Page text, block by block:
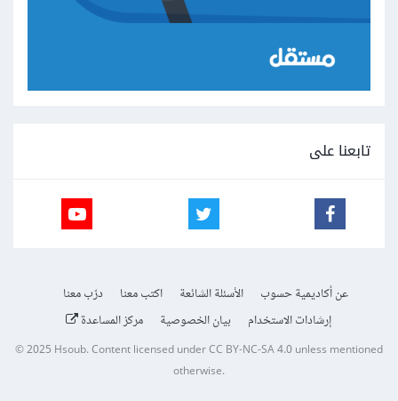
تابعنا على
عن أكاديمية حسوب الأسئلة الشائعة اكتب معنا
درّب معنا
إرشادات الاستخدام
بيان الخصوصية مركز المساعدة
© 2025Hsoub.Content licensed underCC BY-NC-SA 4.0unless mentioned
otherwise.